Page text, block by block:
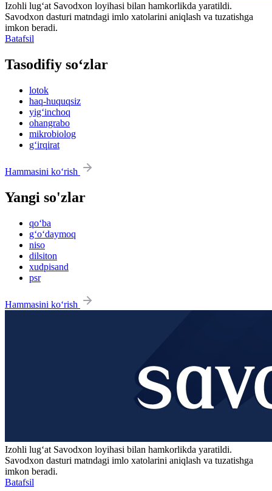
Izohli lugʻat Savodxon loyihasi bilan hamkorlikda yaratildi.
Savodxon dasturi matndagi imlo xatolarini aniqlash va tuzatishga
imkon beradi.
Batafsil
Tasodifiy so‘zlar
lotok
haq-huquqsiz
yig‘inchoq
ohangrabo
mikrobiolog
g‘irqirat
Hammasini ko‘rish
Yangi so'zlar
qo‘ba
g‘o‘daymoq
niso
dilsiton
xudpisand
psr
Hammasini ko‘rish
Izohli lugʻat Savodxon loyihasi bilan hamkorlikda yaratildi.
Savodxon dasturi matndagi imlo xatolarini aniqlash va tuzatishga
imkon beradi.
Batafsil